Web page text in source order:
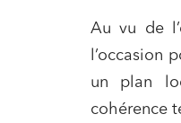
Au vu de
l’occasion
un plan
cohérence